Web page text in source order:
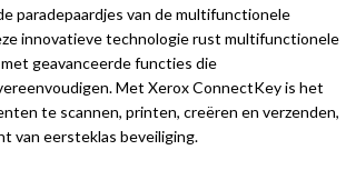
paradepaardjes van de multifunctionele
innovatieve technologie rust multifunctionele
geavanceerde functies die
Met Xerox ConnectKey is het
te scannen, printen, creëren en verzenden,
van eersteklas beveiliging.